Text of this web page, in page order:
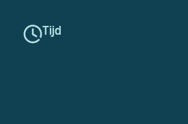
Tijd